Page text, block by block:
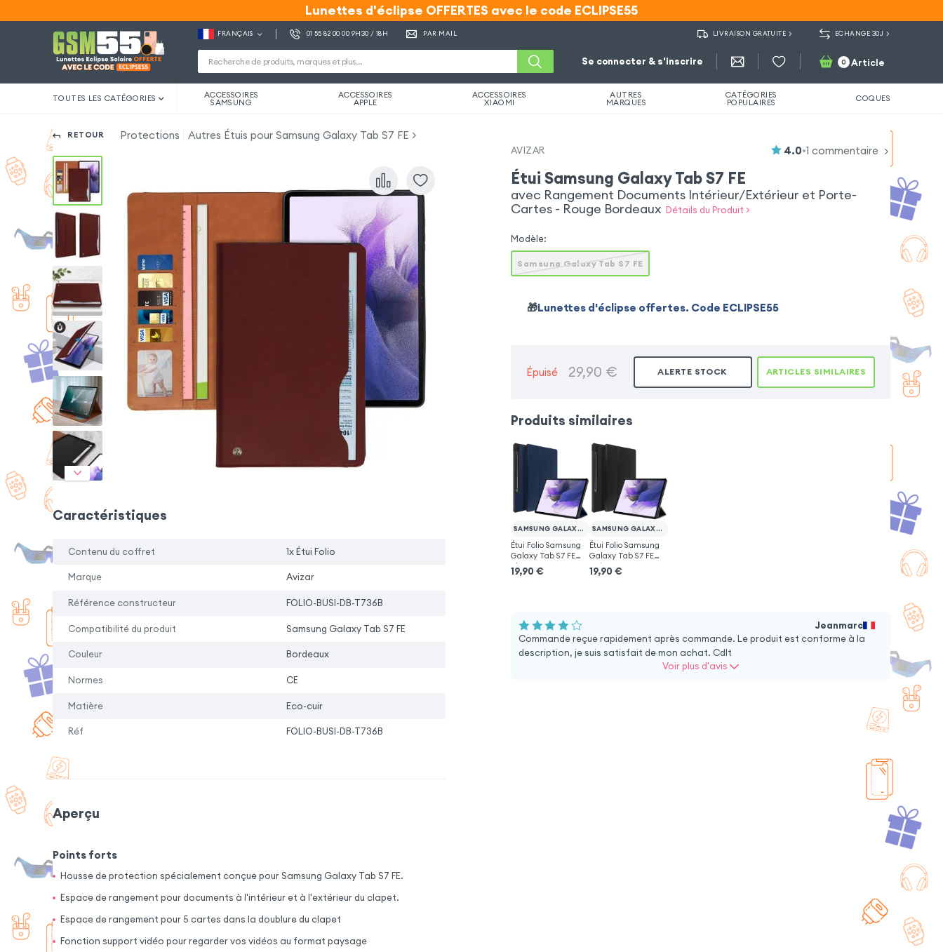
Lunettes d'éclipse OFFERTES avec le code ECLIPSE55
Lunettes d'éclipse OFFERTES avec le code ECLIPSE55
FRANÇAIS 01 55 82 00 00 9H30 / 18H PAR MAIL LIVRAISON GRATUITE ECHANGE 30J
Se connecter & s'inscrire 0 Article
TOUTES LES CATÉGORIES ACCESSOIRES
SAMSUNG
ACCESSOIRES
APPLE
ACCESSOIRES
XIAOMI
AUTRES
MARQUES
CATÉGORIES
POPULAIRES COQUES
RETOUR Protections Autres Étuis pour Samsung Galaxy Tab S7 FE
Caractéristiques
Contenu du coffret 1x Étui Folio
Marque Avizar
Référence constructeur FOLIO-BUSI-DB-T736B
Compatibilité du produit Samsung Galaxy Tab S7 FE
Couleur Bordeaux
Normes CE
Matière Eco-cuir
Réf FOLIO-BUSI-DB-T736B
Aperçu
Points forts
Housse de protection spécialement conçue pour Samsung Galaxy Tab S7 FE.
Espace de rangement pour documents à l'intérieur et à l'extérieur du clapet.
Espace de rangement pour 5 cartes dans la doublure du clapet
Fonction support vidéo pour regarder vos vidéos au format paysage
AVIZAR 4.0•1 commentaire
Étui Samsung Galaxy Tab S7 FE
avec Rangement Documents Intérieur/Extérieur et Porte-
Cartes - Rouge Bordeaux Détails du Produit >
Modèle:
Samsung Galaxy Tab S7 FE
🎁Lunettes d'éclipse offertes. Code ECLIPSE55
Épuisé 29,90 € ALERTE STOCK ARTICLES SIMILAIRES
Produits similaires
SAMSUNG GALAXY TAB S7 FE
Étui Folio Samsung
Galaxy Tab S7 FE
Bleu
19,90 €
SAMSUNG GALAXY TAB S7 FE
Étui Folio Samsung
Galaxy Tab S7 FE
Noir
19,90 €
Jeanmarc
Commande reçue rapidement après commande. Le produit est conforme à la
description, je suis satisfait de mon achat. Cdlt
Voir plus d'avis